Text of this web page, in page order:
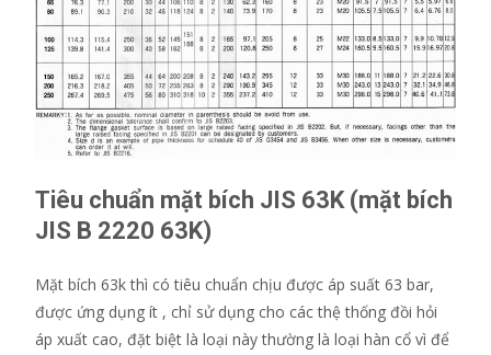
Tiêu chuẩn mặt bích JIS 63K (mặt bích
JIS B 2220 63K)
Mặt bích 63k thì có tiêu chuẩn chịu được áp suất 63 bar,
được ứng dụng ít , chỉ sử dụng cho các thệ thống đồi hỏi
áp xuất cao, đặt biệt là loại này thường là loại hàn cổ vì để